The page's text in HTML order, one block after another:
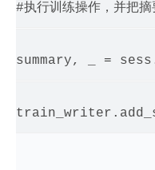
#执行训练操作，并把
summary, _ =